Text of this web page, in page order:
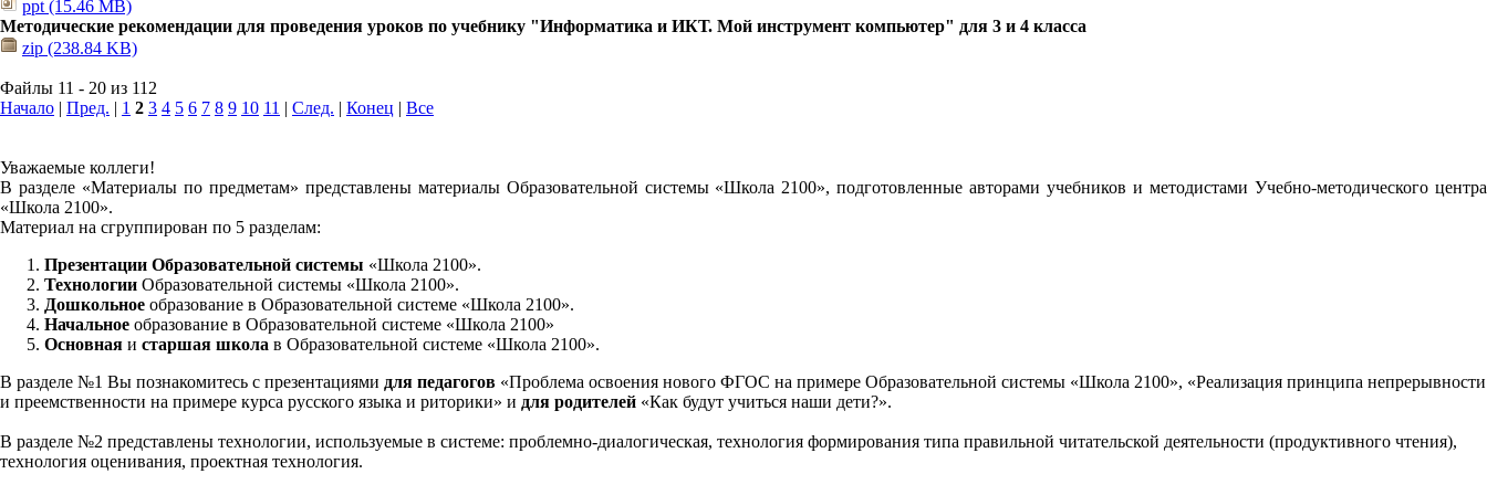
ppt (15.46 MB)
Методические рекомендации для проведения уроков по учебнику "Информатика и ИКТ. Мой инструмент компьютер" для 3 и 4 класса
zip (238.84 KB)
Файлы 11 - 20 из 112
Начало | Пред. | 1 2 3 4 5 6 7 8 9 10 11 | След. | Конец | Все
Уважаемые коллеги!
В разделе «Материалы по предметам» представлены материалы Образовательной системы «Школа 2100», подготовленные авторами учебников и методистами Учебно-методического центра
«Школа 2100».
Материал на сгруппирован по 5 разделам:
Презентации Образовательной системы «Школа 2100».
Технологии Образовательной системы «Школа 2100».
Дошкольное образование в Образовательной системе «Школа 2100».
Начальное образование в Образовательной системе «Школа 2100»
Основная и старшая школа в Образовательной системе «Школа 2100».
В разделе №1 Вы познакомитесь с презентациями для педагогов «Проблема освоения нового ФГОС на примере Образовательной системы «Школа 2100», «Реализация принципа непрерывности
и преемственности на примере курса русского языка и риторики» и для родителей «Как будут учиться наши дети?».
В разделе №2 представлены технологии, используемые в системе: проблемно-диалогическая, технология формирования типа правильной читательской деятельности (продуктивного чтения),
технология оценивания, проектная технология.